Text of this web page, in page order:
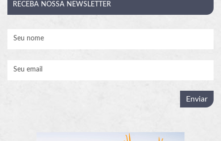
RECEBA NOSSA NEWSLETTER